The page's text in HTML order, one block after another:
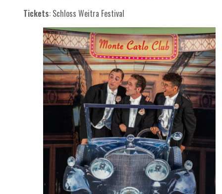
Tickets: Schloss Weitra Festival